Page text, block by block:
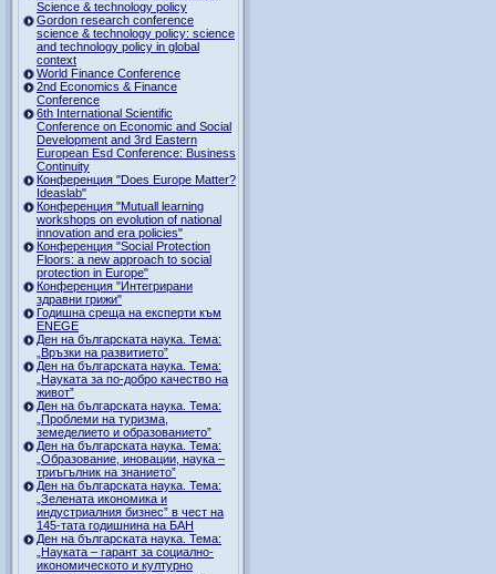
Science & technology policy
Gordon research сonference
science & technology policy: science
and technology policy in global
context
World Finance Conference
2nd Economics & Finance
Conference
6th International Scientific
Conference оn Economic and Social
Development and 3rd Eastern
European Esd Conference: Business
Continuity
Конференция "Does Europe Matter?
Ideaslab"
Конференция "Mutuall learning
workshops on evolution of national
innovation and era policies"
Конференция "Social Protection
Floors: a new approach to social
protection in Europe"
Конференция "Интегрирани
здравни грижи"
Годишна среща на експерти към
ENEGE
Ден на българската наука. Тема:
„Връзки на развитието”
Ден на българската наука. Тема:
„Науката за по-добро качество на
живот”
Ден на българската наука. Тема:
„Проблеми на туризма,
земеделието и образованието”
Ден на българската наука. Тема:
„Образование, иновации, наука –
триъгълник на знанието”
Ден на българската наука. Тема:
„Зелената икономика и
индустриалния бизнес” в чест на
145-тата годишнина на БАН
Ден на българската наука. Тема:
„Науката – гарант за социално-
икономическото и културно